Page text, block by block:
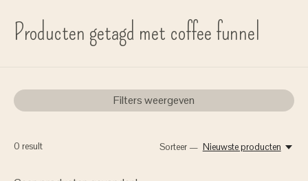
Producten getagd met coffee funnel
Filters weergeven
0 result Sorteer — Nieuwste producten